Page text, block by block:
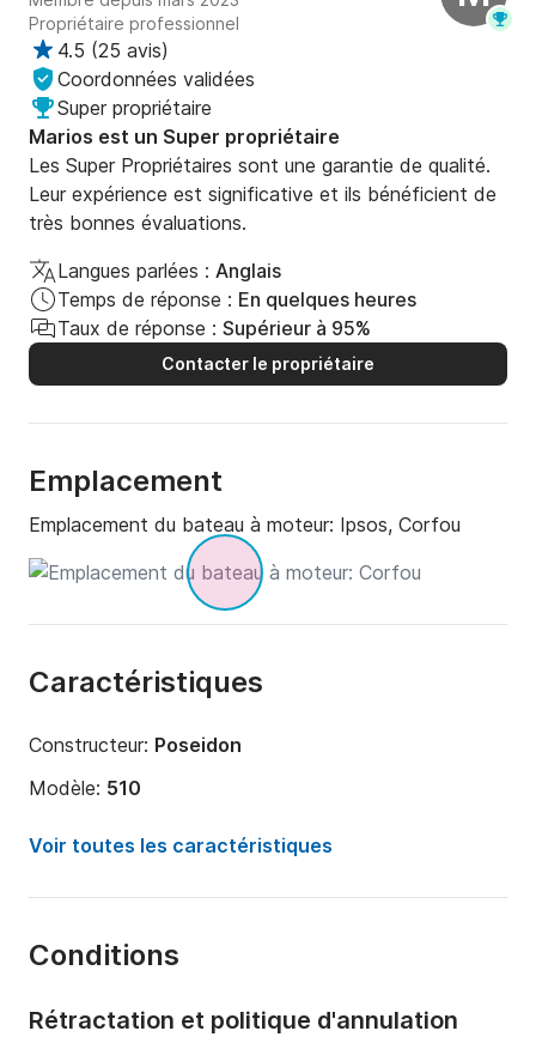
Propriétaire professionnel
4.5 (25 avis)
Coordonnées validées
Super propriétaire
Marios est un Super propriétaire
Les Super Propriétaires sont une garantie de qualité.
Leur expérience est significative et ils bénéficient de
très bonnes évaluations.
Langues parlées : Anglais
Temps de réponse : En quelques heures
Taux de réponse : Supérieur à 95%
Contacter le propriétaire
Emplacement
Emplacement du bateau à moteur: Ipsos, Corfou
Caractéristiques
Constructeur: Poseidon
Modèle: 510
Puissance moteur:
60cv
Capacité à bord:
Voir toutes les caractéristiques
Conditions
Rétractation et politique d'annulation